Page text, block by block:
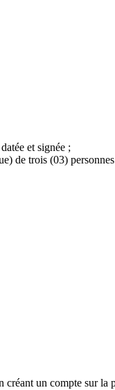
et signée ;
de trois (03)
créant un compte sur